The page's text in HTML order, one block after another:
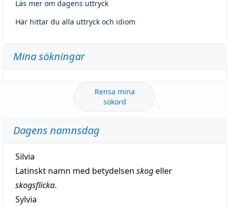
Läs mer om dagens uttryck
Här hittar du alla uttryck och idiom
Mina sökningar
Rensa mina
sökord
Dagens namnsdag
Silvia
Latinskt namn med betydelsen skogeller
skogsflicka.
Sylvia